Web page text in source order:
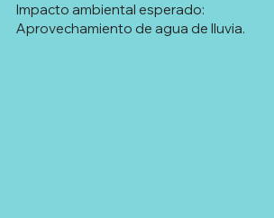
Aprovechamiento de agua de lluvia.
Impacto ambiental esperado: